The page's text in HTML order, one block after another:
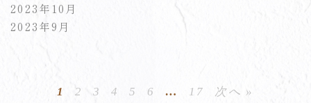
2023年10月
2023年9月
1 2 3 4 5 6 … 17 次へ »